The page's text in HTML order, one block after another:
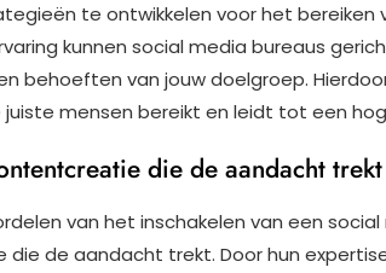
te ontwikkelen voor het bereiken
kunnen social media bureaus
behoeften van jouw doelgroep.
mensen bereikt en leidt tot een
die de aandacht trekt
van het inschakelen van een
de aandacht trekt. Door hun